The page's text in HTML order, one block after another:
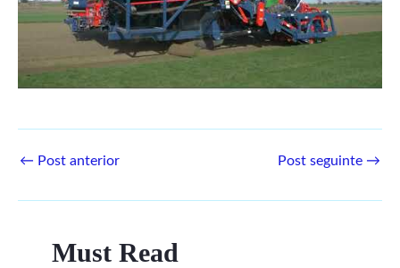
← Post anterior Post seguinte →
Must Read